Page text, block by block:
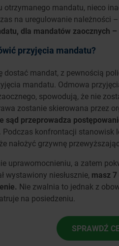
otrzymanego mandatu, nieco
na uregulowanie należności –
dla mandatów zaocznych
przyjęcia mandatu?
dostać mandat, z pewnością
mandatu. Odmowa
spowodują, że nie
zostanie skierowana przez
sąd przeprowadza
Podczas konfrontacji stanowisk
nałożyć grzywnę
uprawomocnieniu, a zatem
wystawiony niesłusznie, masz
Nie zwalnia to jednak z
na posiedzeniu.
SPRAWDŹ